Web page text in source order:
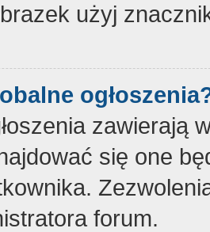
użyj
zawierają
się one
forum.